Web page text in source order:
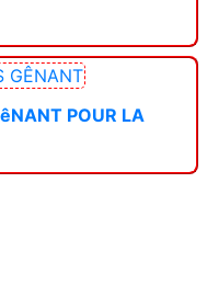
GÊNANT
POUR LA